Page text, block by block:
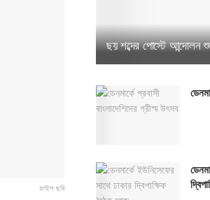
ফাইল ছবি
ছয় শব্দের পোস্টে আন্দোলন